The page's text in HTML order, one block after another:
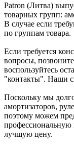
Patron (Литва)
товарных групп:
В случае если
по группам товара.
Если требуется
вопросы,
воспользуйтесь
"контакты". Наши
Поскольку мы
амортизаторов,
поэтому можем
лучшую цену.